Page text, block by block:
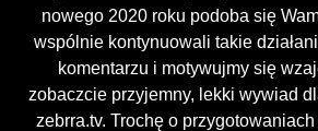
nowego 2020 roku podoba się
wspólnie kontynuowali takie
komentarzu i motywujmy się
zobaczcie przyjemny, lekki wywiad
zebrra.tv. Trochę o